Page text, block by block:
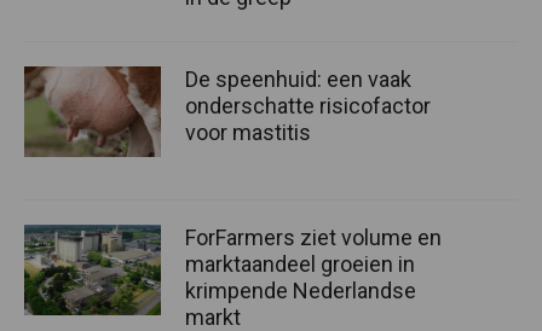
De speenhuid: een vaak
onderschatte risicofactor
voor mastitis
ForFarmers ziet volume en
marktaandeel groeien in
krimpende Nederlandse
markt